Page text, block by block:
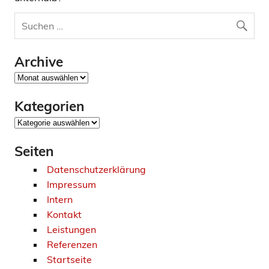
Archive
Archive
Kategorien
Kategorien
Seiten
Datenschutzerklärung
Impressum
Intern
Kontakt
Leistungen
Referenzen
Startseite